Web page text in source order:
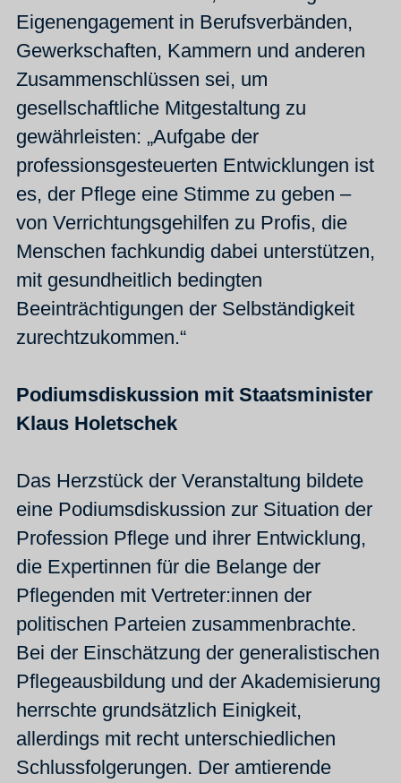
Eigenengagement in Berufsverbänden,
Gewerkschaften, Kammern und anderen
Zusammenschlüssen sei, um
gesellschaftliche Mitgestaltung zu
gewährleisten: „Aufgabe der
professionsgesteuerten Entwicklungen ist
es, der Pflege eine Stimme zu geben –
von Verrichtungsgehilfen zu Profis, die
Menschen fachkundig dabei unterstützen,
mit gesundheitlich bedingten
Beeinträchtigungen der Selbständigkeit
zurechtzukommen.“
Podiumsdiskussion mit Staatsminister
Klaus Holetschek
Das Herzstück der Veranstaltung bildete
eine Podiumsdiskussion zur Situation der
Profession Pflege und ihrer Entwicklung,
die Expertinnen für die Belange der
Pflegenden mit Vertreter:innen der
politischen Parteien zusammenbrachte.
Bei der Einschätzung der generalistischen
Pflegeausbildung und der Akademisierung
herrschte grundsätzlich Einigkeit,
allerdings mit recht unterschiedlichen
Schlussfolgerungen. Der amtierende